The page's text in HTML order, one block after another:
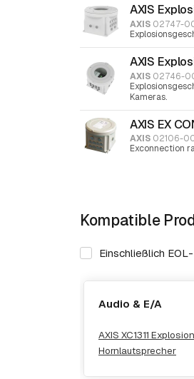
AXIS
AXIS 02747-
AXIS
AXIS 02746-
Kameras.
AXIS EX
AXIS 02106-
Exconnection
Kompatible
Einschließlich
Audio & E/A
AXIS XC1311
Hornlautsprecher